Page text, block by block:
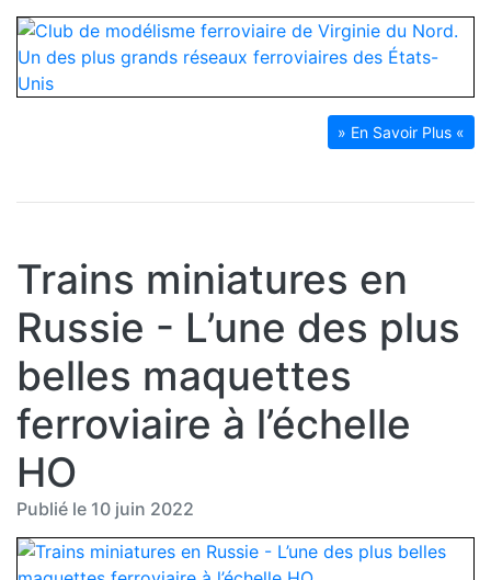
» En Savoir Plus «
Trains miniatures en
Russie - L’une des plus
belles maquettes
ferroviaire à l’échelle
HO
Publié le 10 juin 2022